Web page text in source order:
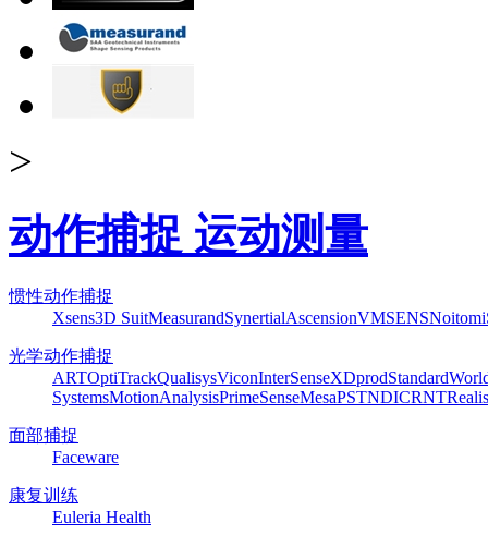
>
动作捕捉 运动测量
惯性动作捕捉
Xsens3D SuitMeasurandSynertialAscensionVMSENSNoitom
光学动作捕捉
ARTOptiTrackQualisysViconInterSenseXDprodStandard
SystemsMotionAnalysisPrimeSenseMesaPSTNDICRNTRealis
面部捕捉
Faceware
康复训练
Euleria Health